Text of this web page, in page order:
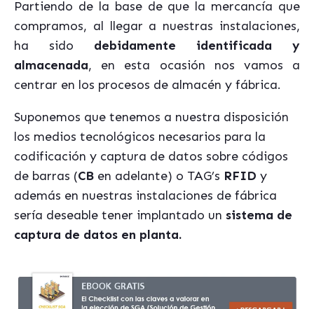
Partiendo de la base de que la mercancía que
compramos, al llegar a nuestras instalaciones,
ha sido debidamente identificada y
almacenada, en esta ocasión nos vamos a
centrar en los procesos de almacén y fábrica.
Suponemos que tenemos a nuestra disposición
los medios tecnológicos necesarios para la
codificación y captura de datos sobre códigos
de barras (CB en adelante) o TAG’s RFID y
además en nuestras instalaciones de fábrica
sería deseable tener implantado un sistema de
captura de datos en planta.